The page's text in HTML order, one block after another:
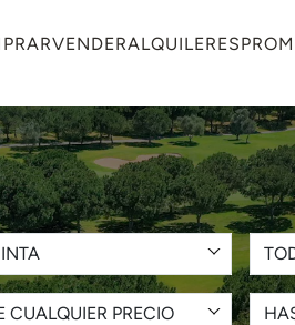
VENDERALQUILERES
CUALQUIER PRECIO